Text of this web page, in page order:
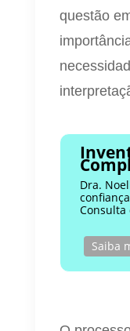
questão
Dra.
Consulta
Saiba